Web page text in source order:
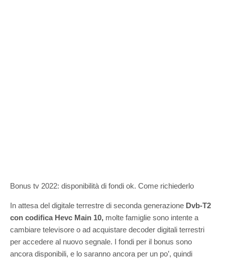
Bonus tv 2022: disponibilità di fondi ok. Come richiederlo
In attesa del digitale terrestre di seconda generazione Dvb-T2
con codifica Hevc Main 10, molte famiglie sono intente a
cambiare televisore o ad acquistare decoder digitali terrestri
per accedere al nuovo segnale. I fondi per il bonus sono
ancora disponibili, e lo saranno ancora per un po’, quindi